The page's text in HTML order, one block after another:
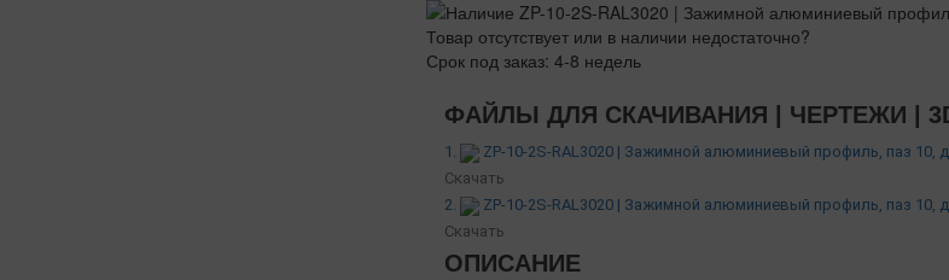
Товар отсутствует или в наличии недостаточно?
Срок под заказ: 4-8 недель
ФАЙЛЫ ДЛЯ СКАЧИВАНИЯ | ЧЕРТЕЖИ |
1.
ZP-10-2S-RAL3020 | Зажимной алюминиевый профиль, паз 10,
Скачать
2.
ZP-10-2S-RAL3020 | Зажимной алюминиевый профиль, паз 10,
Скачать
ОПИСАНИЕ